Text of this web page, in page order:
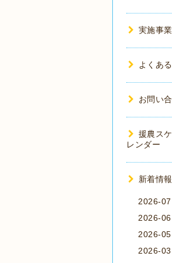
実施事
よくあ
お問い
援農ス
レンダー
新着情報
2026-07
2026-06
2026-05
2026-03